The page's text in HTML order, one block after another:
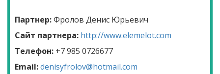
Партнер:Фролов Денис Юрьевич
Сайт партнера: http://www.elemelot.com
Телефон: +7 985 0726677
Email:denisyfrolov@hotmail.com